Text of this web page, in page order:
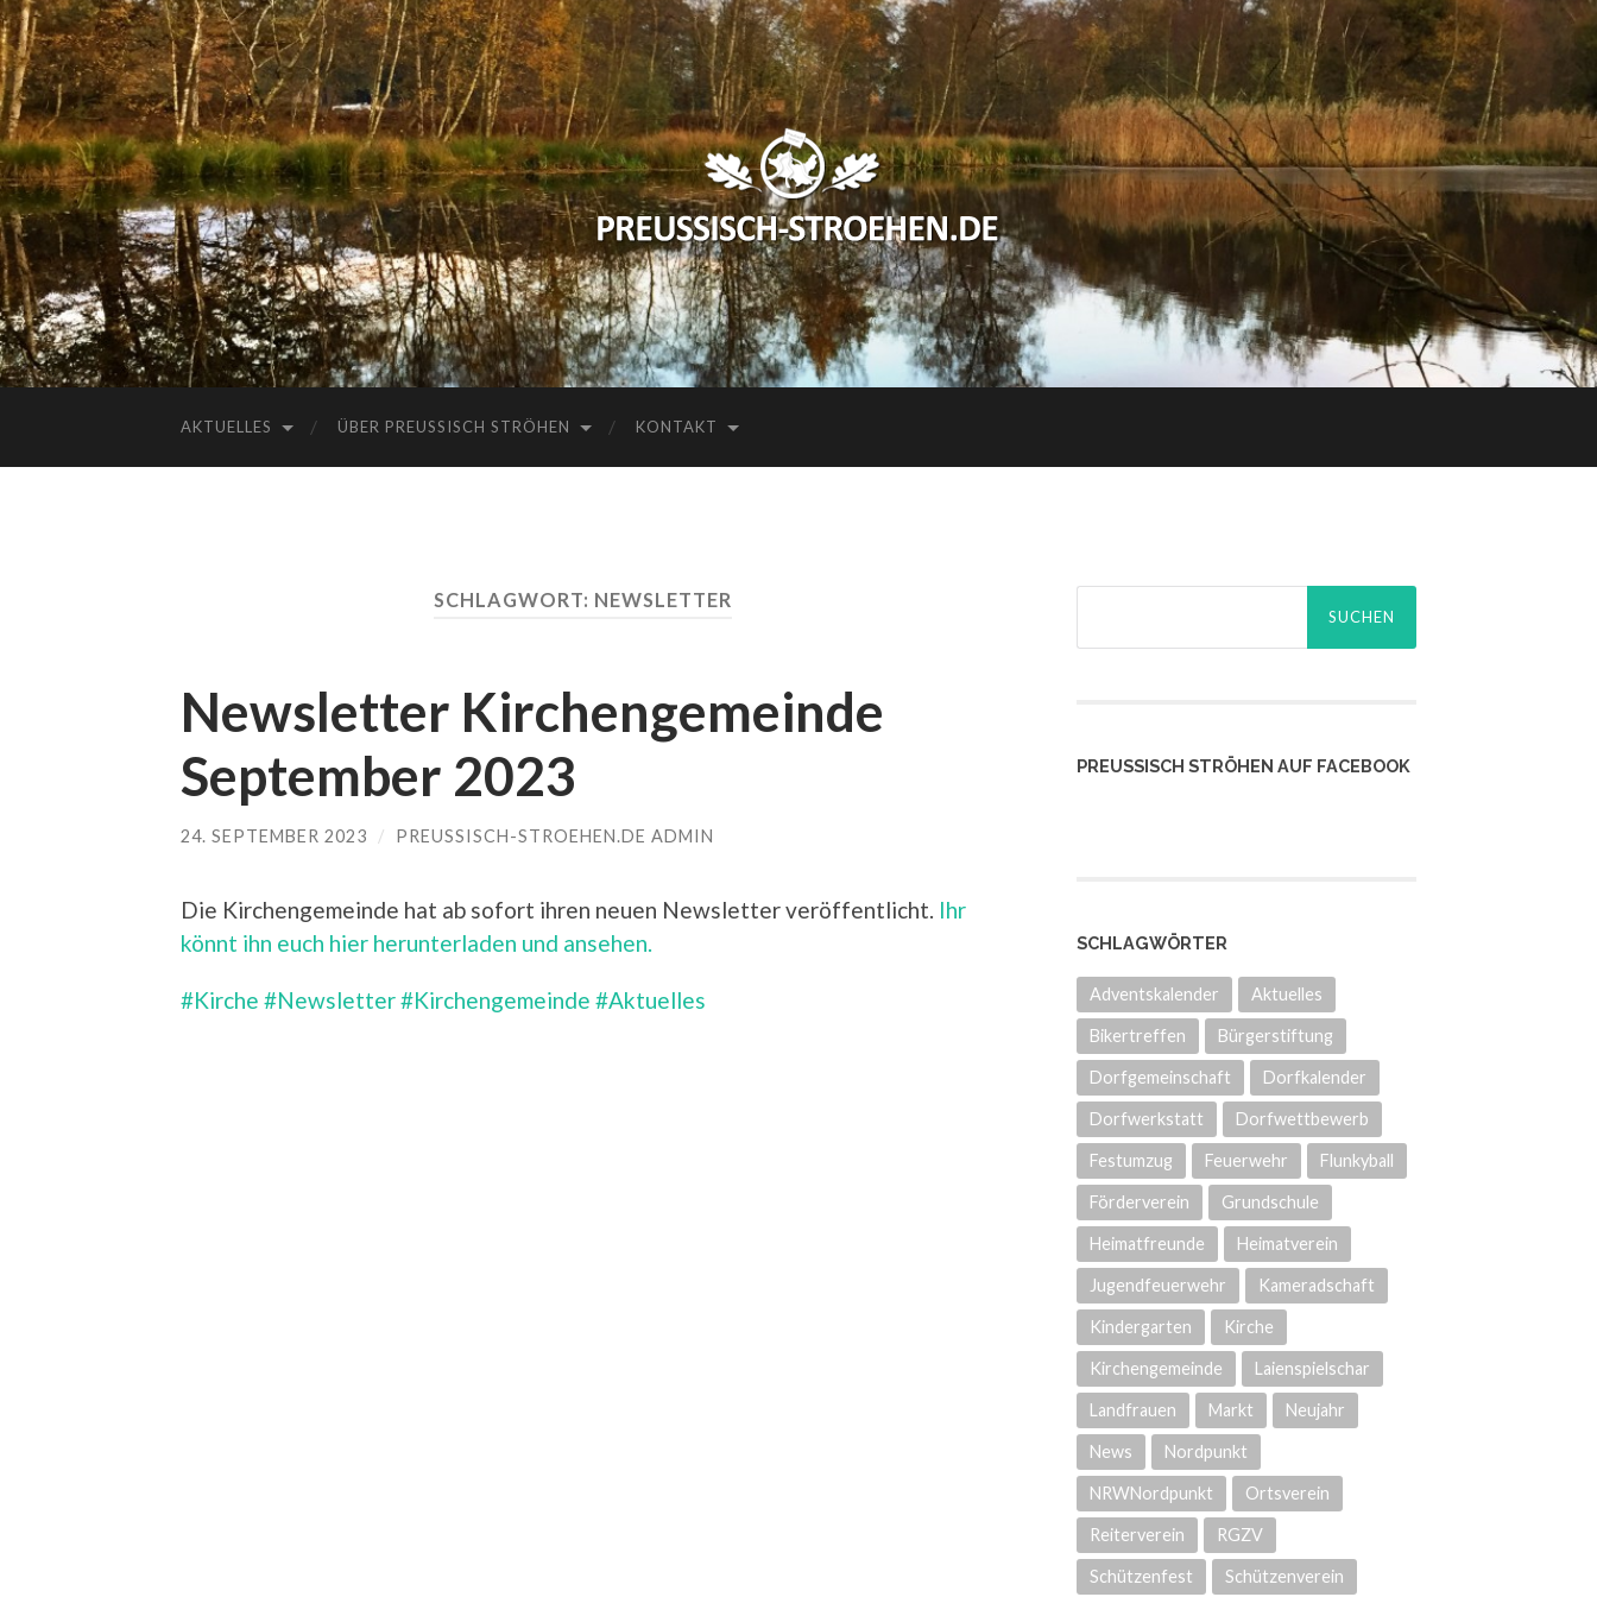
preussisch-
stroehen.de
AKTUELLES ÜBER PREUSSISCH STRÖHEN KONTAKT
SCHLAGWORT: NEWSLETTER
Newsletter Kirchengemeinde
September 2023
24. SEPTEMBER 2023 / PREUSSISCH-STROEHEN.DE ADMIN
Die Kirchengemeinde hat ab sofort ihren neuen Newsletter veröffentlicht. Ihr
könnt ihn euch hier herunterladen und ansehen.
#Kirche #Newsletter#Kirchengemeinde #Aktuelles
PREUSSISCH STRÖHEN AUF FACEBOOK
SCHLAGWÖRTER
Adventskalender Aktuelles
Bikertreffen Bürgerstiftung
Dorfgemeinschaft Dorfkalender
Dorfwerkstatt Dorfwettbewerb
Festumzug Feuerwehr Flunkyball
Förderverein Grundschule
Heimatfreunde Heimatverein
Jugendfeuerwehr Kameradschaft
Kindergarten Kirche
Kirchengemeinde Laienspielschar
Landfrauen Markt Neujahr
News Nordpunkt
NRWNordpunkt Ortsverein
Reiterverein RGZV
Schützenfest Schützenverein